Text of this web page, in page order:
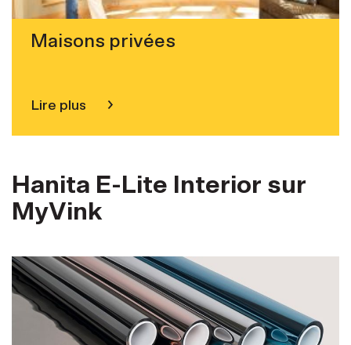
Maisons privées
Lire plus
Hanita E-Lite Interior sur
MyVink